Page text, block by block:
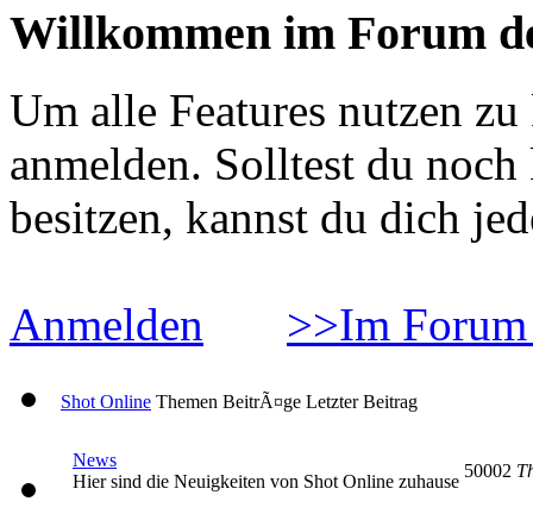
Willkommen im Forum
Um alle Features nutzen
anmelden. Solltest du
besitzen, kannst du dich
Anmelden >>Im
Shot Online Themen BeitrÃ¤ge Letzter Beitrag
News
Hier sind die Neuigkeiten von Shot Online zuhause
50002